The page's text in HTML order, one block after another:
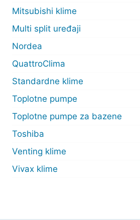
Mitsubishi klime
Multi split uređaji
Nordea
QuattroClima
Standardne klime
Toplotne pumpe
Toplotne pumpe za bazene
Toshiba
Venting klime
Vivax klime